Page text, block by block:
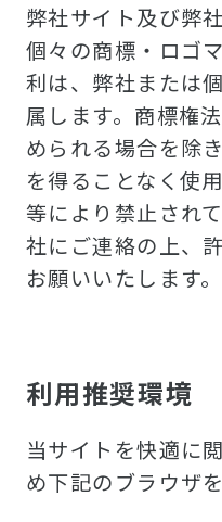
弊社サイト及び弊
個々の商標・ロゴ
利は、弊社または
属します。商標権
められる場合を除
を得ることなく使
等により禁止され
社にご連絡の上、
お願いいたします。
利用推奨環境
当サイトを快適に
め下記のブラウザ